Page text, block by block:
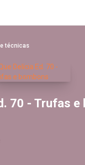
técnicas
70 - Trufas e